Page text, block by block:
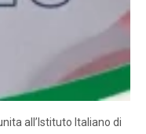
all’Istituto Italiano di